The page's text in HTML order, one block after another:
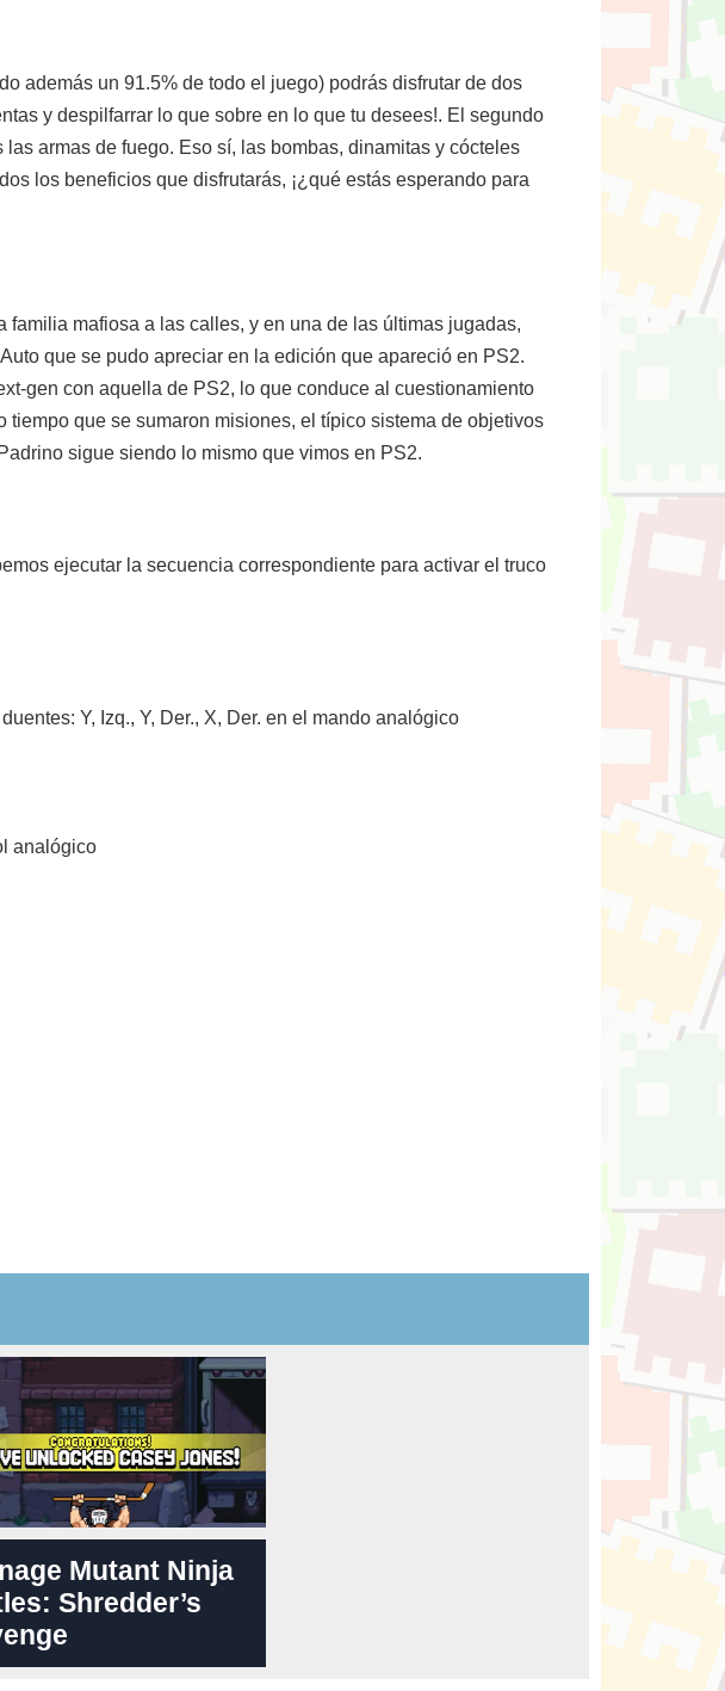
además un 91.5% de todo el juego) podrás disfrutar de dos
y despilfarrar lo que sobre en lo que tu desees!. El segundo
armas de fuego. Eso sí, las bombas, dinamitas y cócteles
los beneficios que disfrutarás, ¡¿qué estás esperando para
mafiosa a las calles, y en una de las últimas jugadas,
que se pudo apreciar en la edición que apareció en PS2.
gen con aquella de PS2, lo que conduce al cuestionamiento
que se sumaron misiones, el típico sistema de objetivos
sigue siendo lo mismo que vimos en PS2.
ejecutar la secuencia correspondiente para activar el truco
Y, Izq., Y, Der., X, Der. en el mando analógico
analógico
Mutant Ninja
Shredder’s